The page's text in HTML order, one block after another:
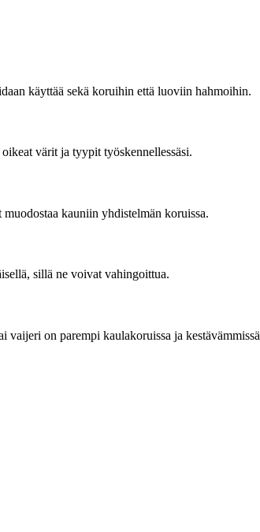
käyttää sekä koruihin että luoviin hahmoihin.
värit ja tyypit työskennellessäsi.
kauniin yhdistelmän koruissa.
sillä ne voivat vahingoittua.
on parempi kaulakoruissa ja